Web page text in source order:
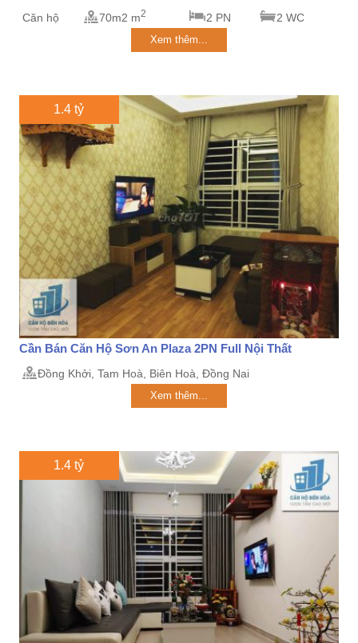
Căn hộ 70m2 m2 2 PN 2 WC
Xem thêm...
1.4 tỷ
Cần Bán Căn Hộ Sơn An Plaza 2PN Full Nội Thất
Đồng Khởi, Tam Hoà, Biên Hoà, Đồng Nai
Xem thêm...
1.4 tỷ